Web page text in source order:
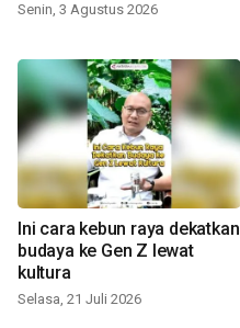
Senin, 3 Agustus 2026
Ini cara kebun raya dekatkan
budaya ke Gen Z lewat
kultura
Selasa, 21 Juli 2026